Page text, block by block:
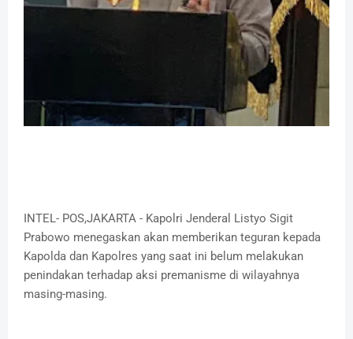
INTEL- POS,JAKARTA - Kapolri Jenderal Listyo Sigit
Prabowo menegaskan akan memberikan teguran kepada
Kapolda dan Kapolres yang saat ini belum melakukan
penindakan terhadap aksi premanisme di wilayahnya
masing-masing.